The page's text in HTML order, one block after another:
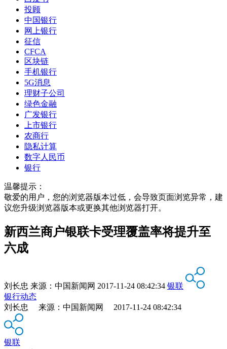
投顾
中国银行
网上银行
征信
CFCA
区块链
手机银行
5G消息
理财子公司
绿色金融
广发银行
上市银行
农商行
隐私计算
数字人民币
银行
温馨提示：
敬爱的用户，您的浏览器版本过低，会导致页面浏览异常，建
议您升级浏览器版本或更换其他浏览器打开。
新西兰商户银联卡受理覆盖率将提升至
六成
刘长忠 来源： 中国新闻网 2017-11-24 08:42:34 银联
银行动态
刘长忠 来源：中国新闻网 2017-11-24 08:42:34
银联